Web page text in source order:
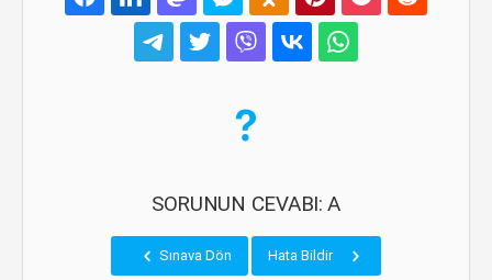
SORUNUN CEVABI: A
Sınava Dön Hata Bildir